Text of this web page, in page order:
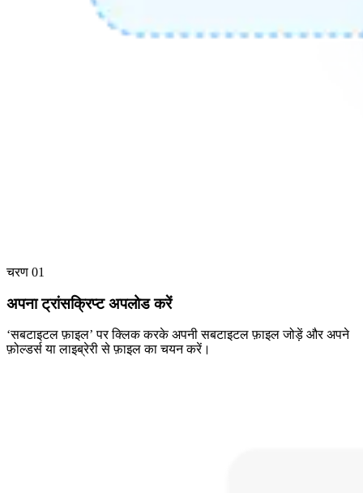
चरण 01
अपना ट्रांसक्रिप्ट अपलोड करें
‘सबटाइटल फ़ाइल’ पर क्लिक करके अपनी सबटाइटल फ़ाइल जोड़ें और अपने
फ़ोल्डर्स या लाइब्रेरी से फ़ाइल का चयन करें।